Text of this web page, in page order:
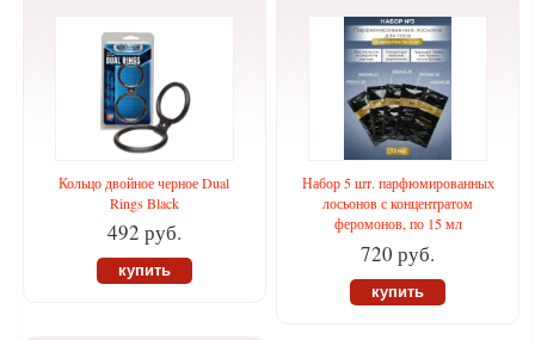
Кольцо двойное черное Dual
Rings Black
492 руб.
купить
Набор 5 шт. парфюмированных
лосьонов с концентратом
феромонов, по 15 мл
720 руб.
купить